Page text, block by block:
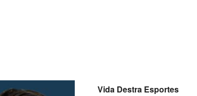
Vida Destra Esportes